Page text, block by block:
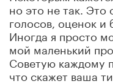
но это не так. Это
голосов, оценок и
Иногда я просто
мой маленький
Советую каждому
что скажет ваша